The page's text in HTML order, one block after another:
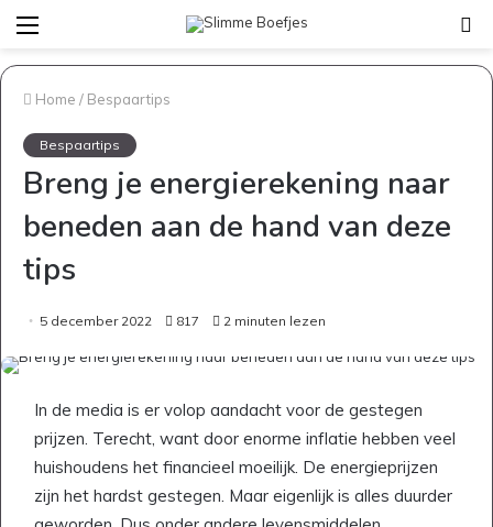
Menu
Home / Bespaartips
Bespaartips
Breng je energierekening naar
beneden aan de hand van deze
tips
5 december 2022 817 2 minuten lezen
In de media is er volop aandacht voor de gestegen
prijzen. Terecht, want door enorme inflatie hebben veel
huishoudens het financieel moeilijk. De energieprijzen
zijn het hardst gestegen. Maar eigenlijk is alles duurder